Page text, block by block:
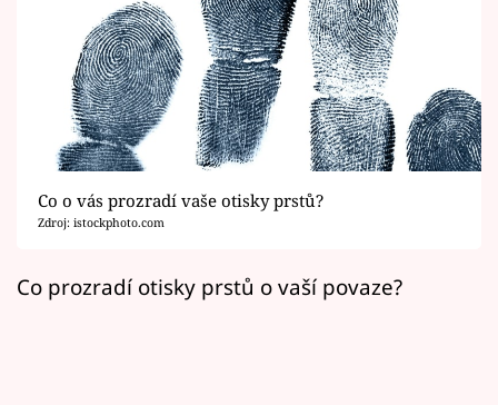
Seriály
Horoskopy
Sledujte prima+
Filmový festival Karlovy Vary
Co o vás prozradí vaše otisky prstů?
Zdroj: istockphoto.com
Co prozradí otisky prstů o vaší povaze?